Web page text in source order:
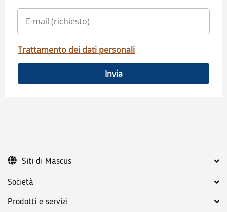
Trattamento dei dati personali
Invia
Società
Prodotti e servizi
Siti di Mascus